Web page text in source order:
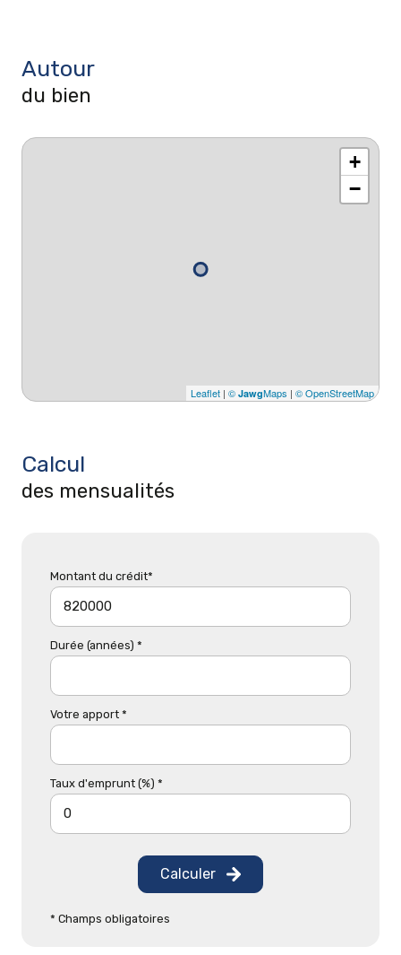
Autour
du bien
+
−
Leaflet | © JawgMaps | © OpenStreetMap
Calcul
des mensualités
Montant du crédit*
Durée (années) *
Votre apport *
Taux d'emprunt (%) *
Calculer
* Champs obligatoires